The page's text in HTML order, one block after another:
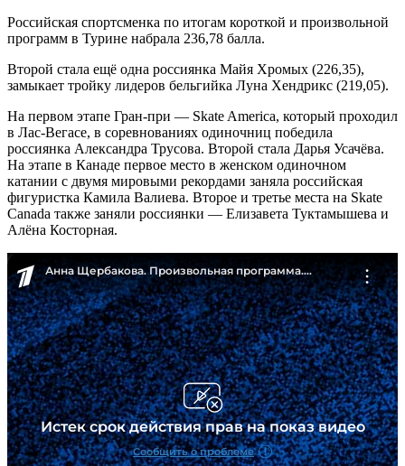
Российская спортсменка по итогам короткой и произвольной
программ в Турине набрала 236,78 балла.
Второй стала ещё одна россиянка Майя Хромых (226,35),
замыкает тройку лидеров бельгийка Луна Хендрикс (219,05).
На первом этапе Гран-при — Skate America, который проходил
в Лас-Вегасе, в соревнованиях одиночниц победила
россиянка Александра Трусова. Второй стала Дарья Усачёва.
На этапе в Канаде первое место в женском одиночном
катании с двумя мировыми рекордами заняла российская
фигуристка Камила Валиева. Второе и третье места на Skate
Canada также заняли россиянки — Елизавета Туктамышева и
Алёна Косторная.